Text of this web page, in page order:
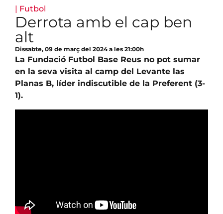
| Futbol
Derrota amb el cap ben
alt
Dissabte, 09 de març del 2024 a les 21:00h
La Fundació Futbol Base Reus no pot sumar
en la seva visita al camp del Levante las
Planas B, líder indiscutible de la Preferent (3-
1).